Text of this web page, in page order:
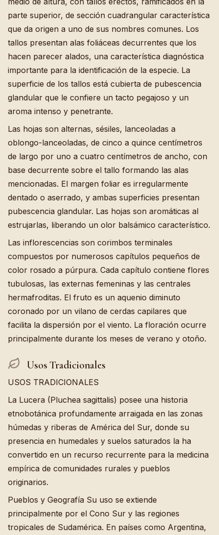
parte superior, de sección cuadrangular característica
que da origen a uno de sus nombres comunes. Los
tallos presentan alas foliáceas decurrentes que los
hacen parecer alados, una característica diagnóstica
importante para la identificación de la especie. La
superficie de los tallos está cubierta de pubescencia
glandular que le confiere un tacto pegajoso y un
aroma intenso y penetrante.
Las hojas son alternas, sésiles, lanceoladas a
oblongo-lanceoladas, de cinco a quince centímetros
de largo por uno a cuatro centímetros de ancho, con
base decurrente sobre el tallo formando las alas
mencionadas. El margen foliar es irregularmente
dentado o aserrado, y ambas superficies presentan
pubescencia glandular. Las hojas son aromáticas al
estrujarlas, liberando un olor balsámico característico.
Las inflorescencias son corimbos terminales
compuestos por numerosos capítulos pequeños de
color rosado a púrpura. Cada capítulo contiene flores
tubulosas, las externas femeninas y las centrales
hermafroditas. El fruto es un aquenio diminuto
coronado por un vilano de cerdas capilares que
facilita la dispersión por el viento. La floración ocurre
principalmente durante los meses de verano y otoño.
Usos Tradicionales
USOS TRADICIONALES
La Lucera (Pluchea sagittalis) posee una historia
etnobotánica profundamente arraigada en las zonas
húmedas y riberas de América del Sur, donde su
presencia en humedales y suelos saturados la ha
convertido en un recurso recurrente para la medicina
empírica de comunidades rurales y pueblos
originarios.
Pueblos y Geografía Su uso se extiende
principalmente por el Cono Sur y las regiones
tropicales de Sudamérica. En países como Argentina,